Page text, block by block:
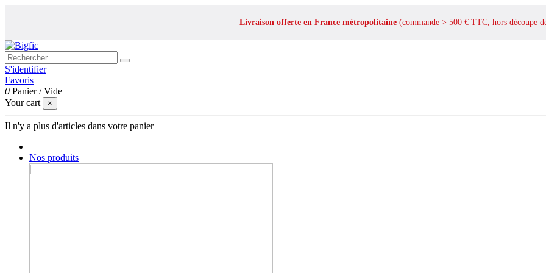
Livraison offerte en France métropolitaine (commande > 500 € TTC, hors découpe
S'identifier
Favoris
0 Panier /Vide
Your cart
×
Il n'y a plus d'articles dans votre panier
Nos produits